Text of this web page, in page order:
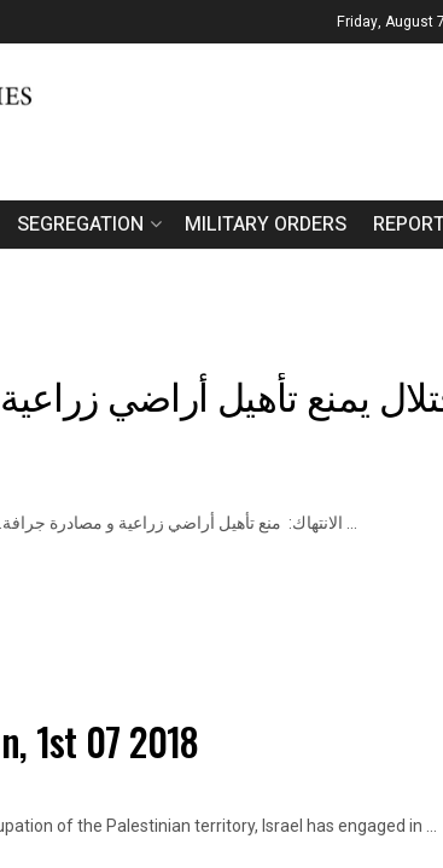
Friday, August
SEGREGATION MILITARY ORDERS
يمنع تأهيل أراضي
1st 07 2018
of the Palestinian territory, Israel has engaged in ...